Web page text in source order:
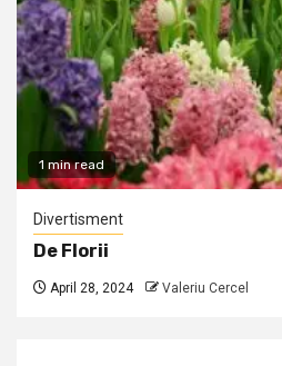
1 min read
Divertisment
De Florii
April 28, 2024 Valeriu Cercel